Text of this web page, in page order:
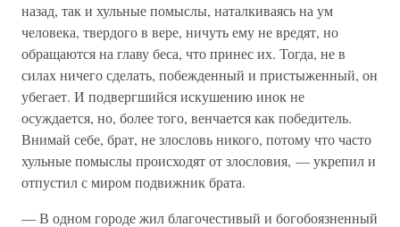
назад, так и хульные помыслы, наталкиваясь на ум
человека, твердого в вере, ничуть ему не вредят, но
обращаются на главу беса, что принес их. Тогда, не в
силах ничего сделать, побежденный и пристыженный, он
убегает. И подвергшийся искушению инок не
осуждается, но, более того, венчается как победитель.
Внимай себе, брат, не злословь никого, потому что часто
хульные помыслы происходят от злословия, — укрепил и
отпустил с миром подвижник брата.
— В одном городе жил благочестивый и богобоязненный